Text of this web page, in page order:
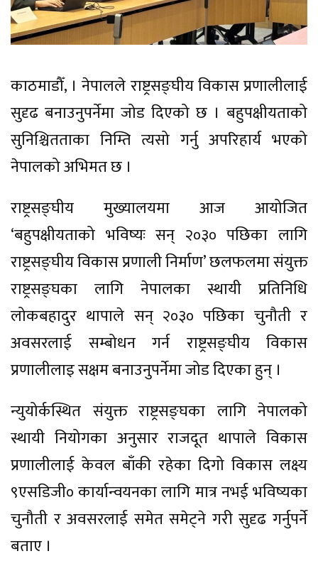
काठमाडौँ, । नेपालले राष्ट्रसङ्घीय विकास प्रणालीलाई
सुदृढ बनाउनुपर्नेमा जोड दिएको छ । बहुपक्षीयताको
सुनिश्चितताका निम्ति त्यसो गर्नु अपरिहार्य भएको
नेपालको अभिमत छ ।
राष्ट्रसङ्घीय मुख्यालयमा आज आयोजित
‘बहुपक्षीयताको भविष्यः सन् २०३० पछिका लागि
राष्ट्रसङ्घीय विकास प्रणाली निर्माण’ छलफलमा संयुक्त
राष्ट्रसङ्घका लागि नेपालका स्थायी प्रतिनिधि
लोकबहादुर थापाले सन् २०३० पछिका चुनौती र
अवसरलाई सम्बोधन गर्न राष्ट्रसङ्घीय विकास
प्रणालीलाइ सक्षम बनाउनुपर्नेमा जोड दिएका हुन् ।
न्युयोर्कस्थित संयुक्त राष्ट्रसङ्घका लागि नेपालको
स्थायी नियोगका अनुसार राजदूत थापाले विकास
प्रणालीलाई केवल बाँकी रहेका दिगो विकास लक्ष्य
९एसडिजी० कार्यान्वयनका लागि मात्र नभई भविष्यका
चुनौती र अवसरलाई समेत समेट्ने गरी सुदृढ गर्नुपर्ने
बताए ।